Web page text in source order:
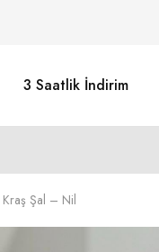
3 Saatlik İndirim
Kraş Şal – Nil